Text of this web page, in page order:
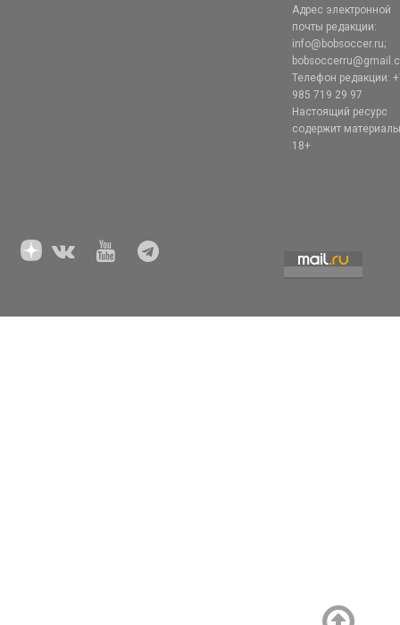
Адрес электронной
почты редакции:
info@bobsoccer.ru;
Телефон редакции:
985 719 29 97
Настоящий ресурс
содержит
18+